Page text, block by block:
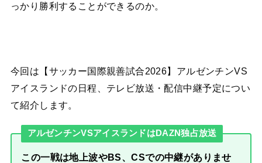
っかり勝利することができるのか。
今回は【サッカー国際親善試合2026】アルゼンチンVS
アイスランドの日程、テレビ放送・配信中継予定につい
て紹介します。
アルゼンチンVSアイスランドはDAZN独占放送
この一戦は地上波やBS、CSでの中継がありませ